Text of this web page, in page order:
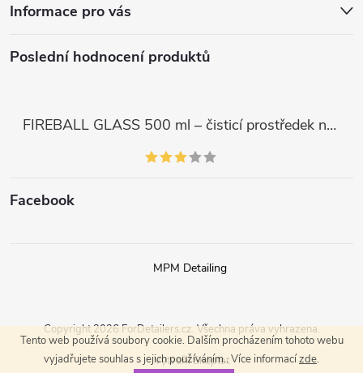
Tento web používá soubory cookie. Dalším procházením tohoto webu
vyjadřujete souhlas s jejich používáním.. Více informacízde.
Informace pro vás
Poslední hodnocení produktů
FIREBALL GLASS 500 ml – čisticí prostředek na skla a LCD displeje
Facebook
MPM Detailing
Vytvořil Shoptet
Copyright 2026 ForDetailers.cz. Všechna práva vyhrazena.